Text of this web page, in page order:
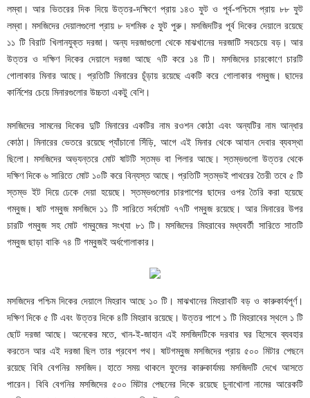
লম্বা। আর ভিতরের দিক দিয়ে উত্তর-দক্ষিণে প্রায় ১৪৩ ফুট ও পূর্ব-পশ্চিমে প্রায় ৮৮ ফুট
লম্বা। মসজিদের দেয়ালগুলো প্রায় ৮ দশমিক ৫ ফুট পুরু। মসজিদটির পূর্ব দিকের দেয়ালে রয়েছে
১১ টি বিরাট খিলানযুক্ত দরজা। অন্য দরজাগুলো থেকে মাঝখানের দরজাটি সবচেয়ে বড়। আর
উত্তর ও দক্ষিণ দিকের দেয়ালে দরজা আছে ৭টি করে ১৪ টি। মসজিদের চারকোণে চারটি
গোলাকার মিনার আছে। প্রতিটি মিনারের চূঁড়ায় রয়েছে একটি করে গোলাকার গম্বুজ। ছাদের
কার্নিশের চেয়ে মিনারগুলোর উচ্চতা একটু বেশি।
মসজিদের সামনের দিকের দুটি মিনারের একটির নাম রওশন কোঠা এবং অন্যটির নাম আন্ধার
কোঠা। মিনারের ভেতরে রয়েছে প্যাঁচানো সিঁড়ি, আগে এই মিনার থেকে আযান দেবার ব্যবস্থা
ছিলো। মসজিদের অভ্যন্তরে মোট ষাটটি স্তম্ভ বা পিলার আছে। স্তম্ভগুলো উত্তর থেকে
দক্ষিণ দিকে ৬ সারিতে মোট ১০টি করে বিন্যস্ত আছে। প্রতিটি স্তম্ভই পাথরের তৈরী তবে ৫ টি
স্তম্ভ ইট দিয়ে ঢেকে দেয়া হয়েছে। স্তম্ভগুলোর চারপাশের ছাদের ওপর তৈরি করা হয়েছে
গম্বুজ। ষাট গম্বুজ মসজিদে ১১ টি সারিতে সর্বমোট ৭৭টি গম্বুজ রয়েছে। আর মিনারের উপর
চারটি গম্বুজ সহ মোট গম্বুজের সংখ্যা ৮১ টি। মসজিদের মিহরাবের মধ্যবর্তী সারিতে সাতটি
গম্বুজ ছাড়া বাকি ৭৪ টি গম্বুজই অর্ধগোলাকার।
মসজিদের পশ্চিম দিকের দেয়ালে মিহরাব আছে ১০ টি। মাঝখানের মিহরাবটি বড় ও কারুকার্যপূর্ণ।
দক্ষিণ দিকে ৫ টি এবং উত্তর দিকে ৪টি মিহরাব রয়েছে। উত্তর পাশে ১ টি মিহরাবের স্থলে ১ টি
ছোট দরজা আছে। অনেকের মতে, খান-ই-জাহান এই মসজিদটিকে দরবার ঘর হিসেবে ব্যবহার
করতেন আর এই দরজা ছিল তার প্রবেশ পথ। ষাটগম্বুজ মসজিদের প্রায় ৫০০ মিটার পেছনে
রয়েছে বিবি বেগনির মসজিদ। হাতে সময় থাকলে ফুলের কারুকার্যময় মসজিদটি দেখে আসতে
পারেন। বিবি বেগনির মসজিদের ৫০০ মিটার পেছনের দিকে রয়েছে চুনাখোলা নামের আরেকটি